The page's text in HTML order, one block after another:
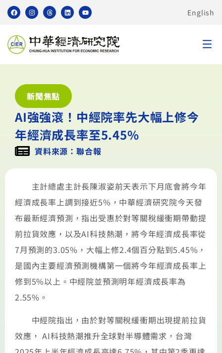
English
新聞焦點
AI強強滾！中經院率先大幅上修今
年經濟成長率至5.45%
資料來源：聯合報
主計總處主計長陳淑姿前天表示下月底會將今年
經濟成長率上調到接近5%，中華經濟研究院今天發
布最新經濟預測，指出受惠於對等關稅緩衝期帶動提
前拉貨效應，以及AI科技熱潮，將今年經濟成長率從
7月預測的3.05%，大幅上修2.4個百分點到5.45%，
是國內主要經濟預測機構第一個將今年經濟成長率上
修到5%以上。中經院並預測明年經濟成長率為
2.55%。
中經院指出，由於對等關稅緩衝期出現提前拉貨
效應， AI科技熱潮推升全球對半導體需求，台灣